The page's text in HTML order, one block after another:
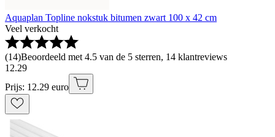
Aquaplan Topline nokstuk bitumen zwart 100 x 42 cm
Veel verkocht
(14)Beoordeeld met 4.5 van de 5 sterren, 14 klantreviews
12.29
Prijs: 12.29 euro